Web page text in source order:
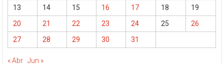
13
14 15 16 17 18
19
20
21 22 23 24 25
26
27
28 29 30 31
« Abr Jun »